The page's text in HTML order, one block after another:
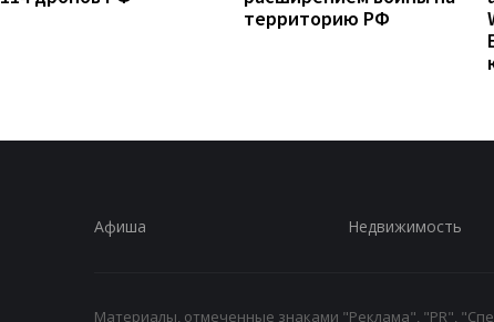
территорию РФ
Афиша Недвижимость
Материалы, отмеченные знаками "Реклама", "PR",